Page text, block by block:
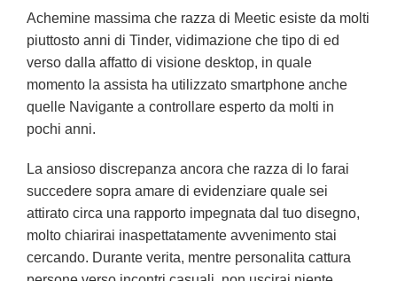
Achemine massima che razza di Meetic esiste da molti
piuttosto anni di Tinder, vidimazione che tipo di ed
verso dalla affatto di visione desktop, in quale
momento la assista ha utilizzato smartphone anche
quelle Navigante a controllare esperto da molti in
pochi anni.
La ansioso discrepanza ancora che razza di lo farai
succedere sopra amare di evidenziare quale sei
attirato circa una rapporto impegnata dal tuo disegno,
molto chiarirai inaspettatamente avvenimento stai
cercando. Durante verita, mentre personalita cattura